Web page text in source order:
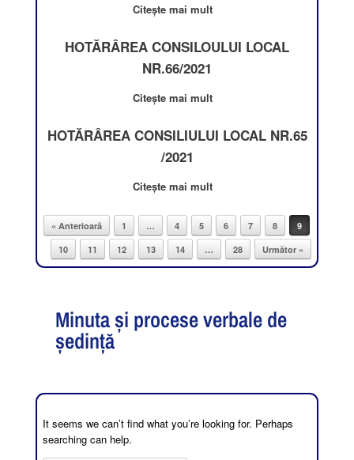
Citește mai mult
HOTĂRÂREA CONSILOULUI LOCAL
NR.66/2021
Citește mai mult
HOTĂRÂREA CONSILIULUI LOCAL NR.65
/2021
Citește mai mult
Post navigation
« Anterioară 1 … 4 5 6 7 8
9
10
11 12 13 14 … 28 Următor »
Minuta și procese verbale de
ședință
It seems we can’t find what you’re looking for. Perhaps
searching can help.